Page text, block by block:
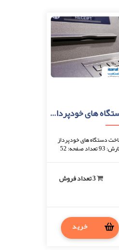
طرح توجیهی ساخت دستگاه های خودپرداز و پول شمار
دستگاه های خودپرداز
(ATM) و اسکناس شمار سال نگارش: 93 تعداد صفحه: 52
خرید